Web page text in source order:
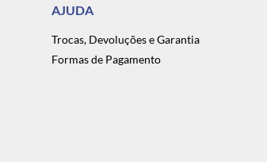
AJUDA
Trocas, Devoluções e Garantia
Formas de Pagamento